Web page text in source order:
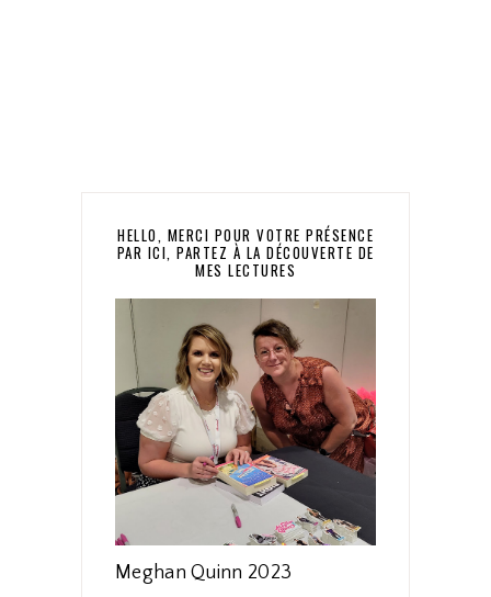
HELLO, MERCI POUR VOTRE PRÉSENCE
PAR ICI, PARTEZ À LA DÉCOUVERTE DE
MES LECTURES
Meghan Quinn 2023